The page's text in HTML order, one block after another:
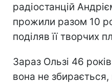
радіостанцій
прожили разом 10
поділяв її творчих
Зараз Ользі 46
вона не